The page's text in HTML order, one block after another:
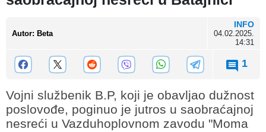
Autor: Beta
INFO
04.02.2025.
14:31
1
Vojni službenik B.P, koji je obavljao dužnost
poslovođe, poginuo je jutros u saobraćajnoj
nesreći u Vazduhoplovnom zavodu "Moma